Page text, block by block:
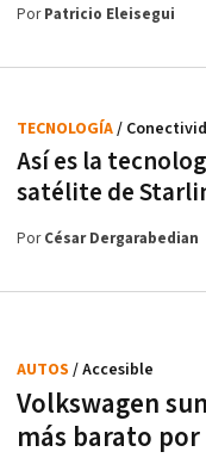
PorPatricio Eleisegui
Así es la
satélite de
TECNOLOGÍA/
PorCésar Dergarabedian
Volkswagen
más barato
AUTOS / Accesible